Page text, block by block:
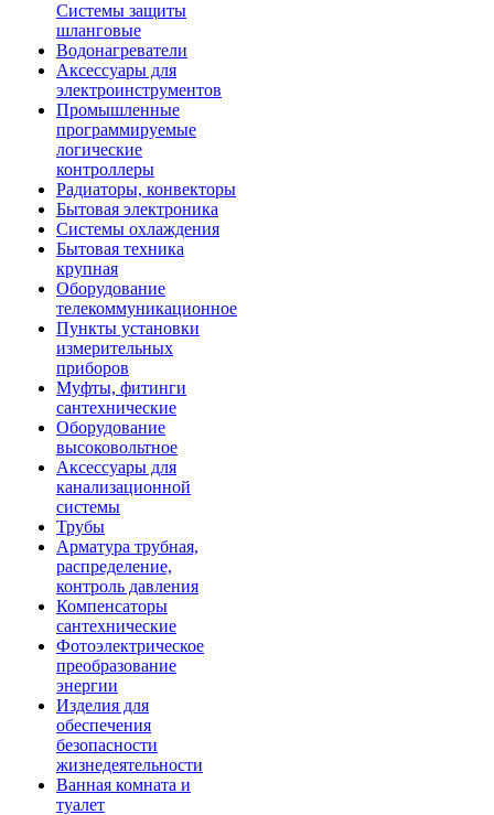
Системы защиты
шланговые
Водонагреватели
Аксессуары для
электроинструментов
Промышленные
программируемые
логические
контроллеры
Радиаторы, конвекторы
Бытовая электроника
Системы охлаждения
Бытовая техника
крупная
Оборудование
телекоммуникационное
Пункты установки
измерительных
приборов
Муфты, фитинги
сантехнические
Оборудование
высоковольтное
Аксессуары для
канализационной
системы
Трубы
Арматура трубная,
распределение,
контроль давления
Компенсаторы
сантехнические
Фотоэлектрическое
преобразование
энергии
Изделия для
обеспечения
безопасности
жизнедеятельности
Ванная комната и
туалет